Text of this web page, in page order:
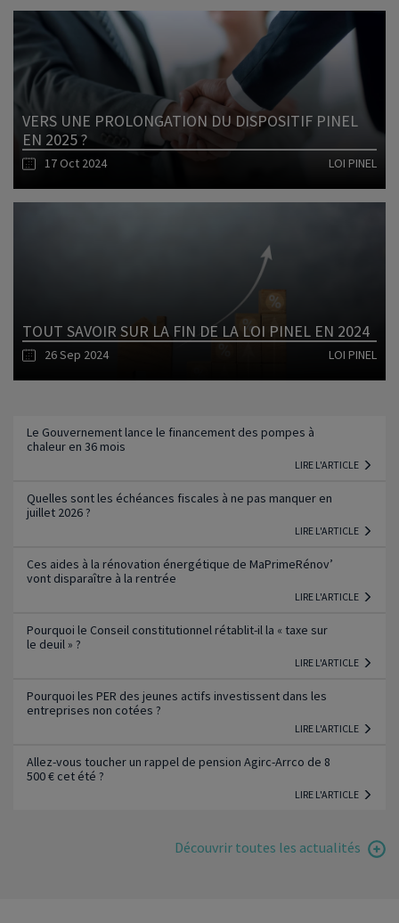
Lire l'article
VERS UNE PROLONGATION DU DISPOSITIF PINEL
EN 2025 ?
17 Oct 2024 LOI PINEL
TOUT SAVOIR SUR LA FIN DE LA LOI PINEL EN 2024
26 Sep 2024 LOI PINEL
Le Gouvernement lance le financement des pompes à
chaleur en 36 mois
LIRE L'ARTICLE
Quelles sont les échéances fiscales à ne pas manquer en
juillet 2026 ?
LIRE L'ARTICLE
Ces aides à la rénovation énergétique de MaPrimeRénov’
vont disparaître à la rentrée
LIRE L'ARTICLE
Pourquoi le Conseil constitutionnel rétablit-il la « taxe sur
le deuil » ?
LIRE L'ARTICLE
Pourquoi les PER des jeunes actifs investissent dans les
entreprises non cotées ?
LIRE L'ARTICLE
Allez-vous toucher un rappel de pension Agirc-Arrco de 8
500 € cet été ?
LIRE L'ARTICLE
Découvrir toutes les actualités